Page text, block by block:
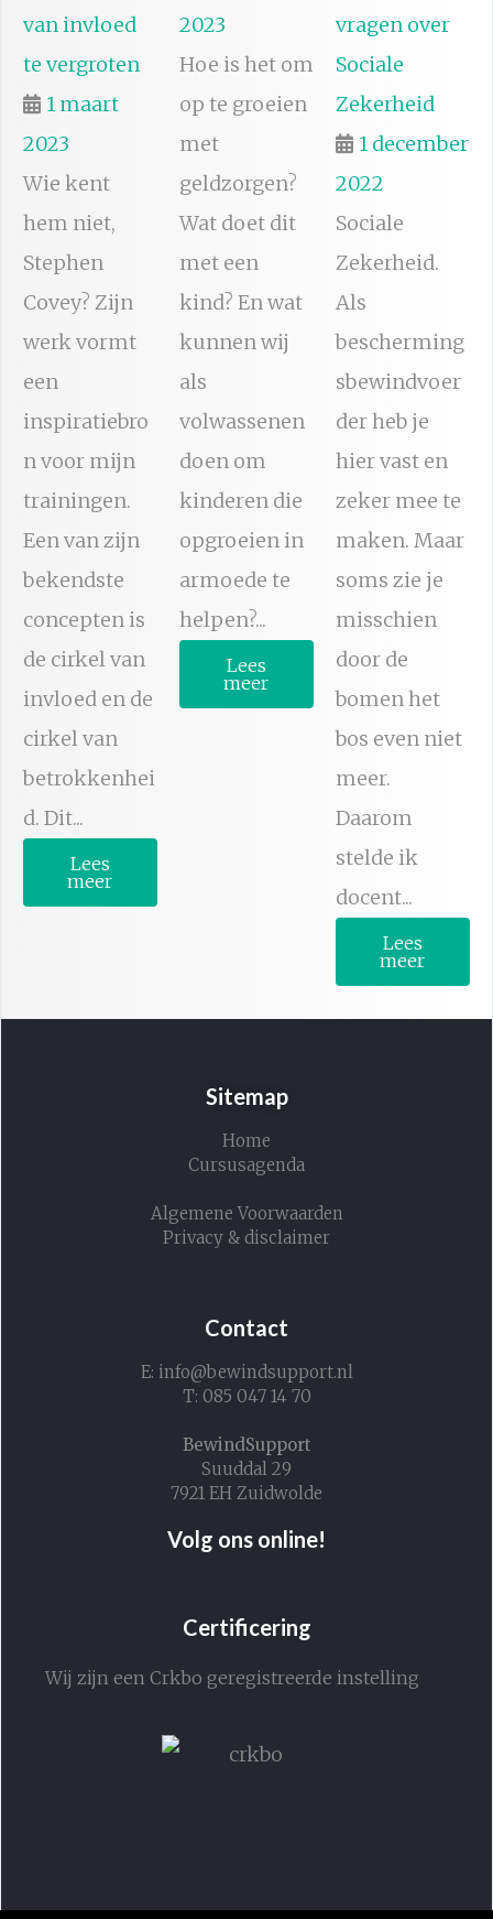
van invloed
te vergroten
1 maart
2023
Wie kent
hem niet,
Stephen
Covey? Zijn
werk vormt
een
inspiratiebro
n voor mijn
trainingen.
Een van zijn
bekendste
concepten is
de cirkel van
invloed en de
cirkel van
betrokkenhei
d. Dit...
Lees
meer
2023
Hoe is het om
op te groeien
met
geldzorgen?
Wat doet dit
met een
kind? En wat
kunnen wij
als
volwassenen
doen om
kinderen die
opgroeien in
armoede te
helpen?...
Lees
meer
vragen over
Sociale
Zekerheid
1 december
2022
Sociale
Zekerheid.
Als
bescherming
sbewindvoer
der heb je
hier vast en
zeker mee te
maken. Maar
soms zie je
misschien
door de
bomen het
bos even niet
meer.
Daarom
stelde ik
docent...
Lees
meer
Sitemap
Home
Cursusagenda
Algemene Voorwaarden
Privacy & disclaimer
Contact
E: info@bewindsupport.nl
T: 085 047 14 70
BewindSupport
Suuddal 29
7921 EH Zuidwolde
Volg ons online!
Certificering
Wij zijn een Crkbo geregistreerde instelling